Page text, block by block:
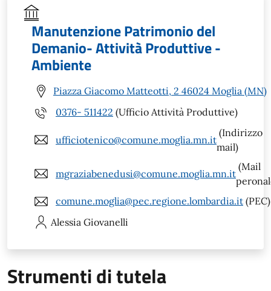
Manutenzione Patrimonio del
Demanio- Attività Produttive -
Ambiente
Piazza Giacomo Matteotti, 2 46024 Moglia (MN)
0376- 511422 (Ufficio Attività Produttive)
ufficiotenico@comune.moglia.mn.it
(Indirizzo
mail)
mgraziabenedusi@comune.moglia.mn.it
(Mail
comune.moglia@pec.regione.lombardia.it (PEC)
Alessia Giovanelli
Strumenti di tutela